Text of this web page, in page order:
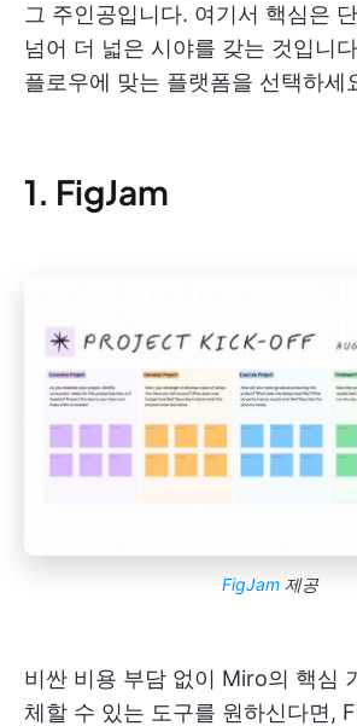
그 주인공입니다. 여기서 핵심은
넘어 더 넓은 시야를 갖는 것입니
플로우에 맞는 플랫폼을 선택하세
1. FigJam
FigJam 제공
비싼 비용 부담 없이 Miro의 핵심
체할 수 있는 도구를 원하신다면,